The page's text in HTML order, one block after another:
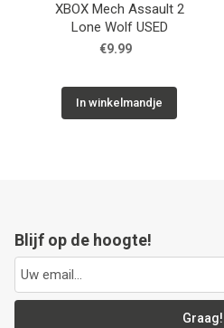
XBOX Mech Assault 2
Lone Wolf USED
€9.99
In winkelmandje
Blijf op de hoogte!
Graag!